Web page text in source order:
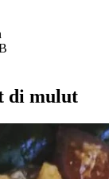
di mulut